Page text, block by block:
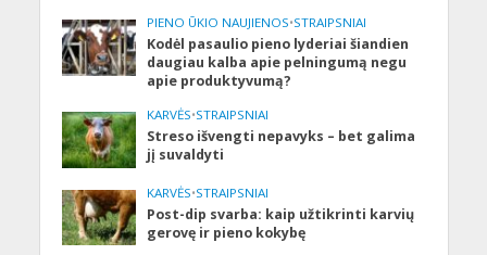
PIENO ŪKIO NAUJIENOS•STRAIPSNIAI
Kodėl pasaulio pieno lyderiai šiandien
daugiau kalba apie pelningumą negu
apie produktyvumą?
KARVĖS•STRAIPSNIAI
Streso išvengti nepavyks – bet galima
jį suvaldyti
KARVĖS•STRAIPSNIAI
Post-dip svarba: kaip užtikrinti karvių
gerovę ir pieno kokybę